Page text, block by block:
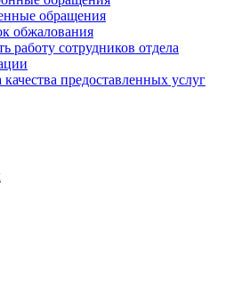
обращения
обжалования
работу сотрудников отдела
качества предоставленных услуг